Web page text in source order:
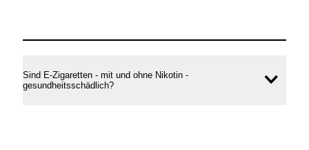
Sind E-Zigaretten - mit und ohne Nikotin -
gesundheitsschädlich?